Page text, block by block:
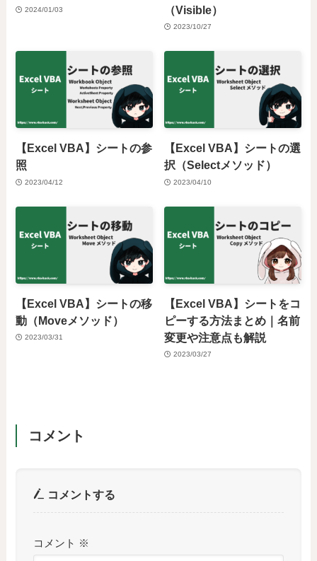
2024/01/03
（Visible）
2023/10/27
【Excel VBA】シートの参
照
2023/04/12
【Excel VBA】シートの選
択（Selectメソッド）
2023/04/10
【Excel VBA】シートの移
動（Moveメソッド）
2023/03/31
【Excel VBA】シートをコ
ピーする方法まとめ｜名前
変更や注意点も解説
2023/03/27
コメント
コメントする
コメント ※